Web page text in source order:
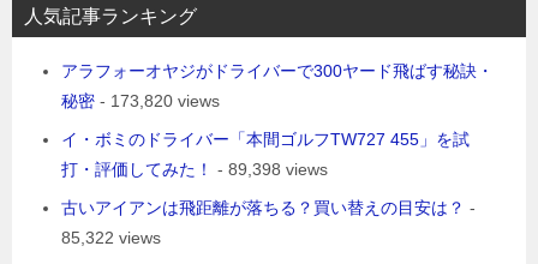
人気記事ランキング
アラフォーオヤジがドライバーで300ヤード飛ばす秘訣・
秘密 - 173,820 views
イ・ボミのドライバー「本間ゴルフTW727 455」を試
打・評価してみた！
- 89,398 views
古いアイアンは飛距離が落ちる？買い替えの目安は？ -
85,322 views